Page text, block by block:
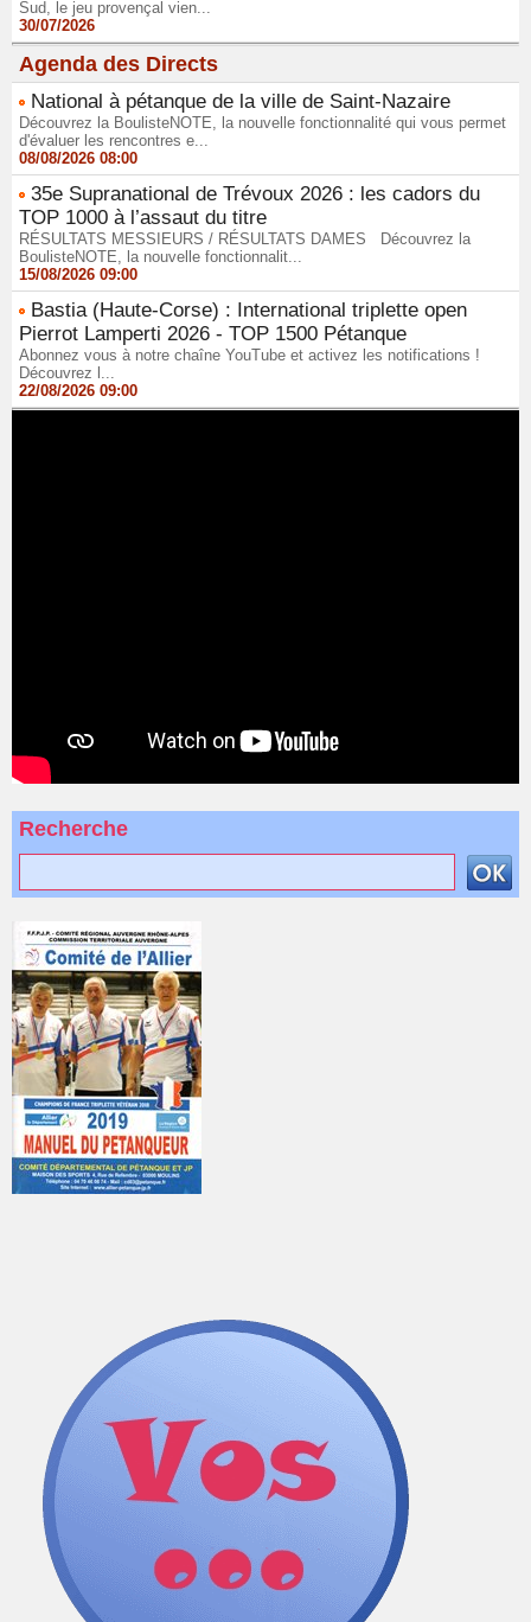
Recherche
Sud, le jeu provençal vien...
30/07/2026
Agenda des Directs
National à pétanque de la ville de Saint-Nazaire
Découvrez la BoulisteNOTE, la nouvelle fonctionnalité qui vous permet
d'évaluer les rencontres e...
08/08/2026 08:00
35e Supranational de Trévoux 2026 : les cadors du
TOP 1000 à l’assaut du titre
RÉSULTATS MESSIEURS / RÉSULTATS DAMES Découvrez la
BoulisteNOTE, la nouvelle fonctionnalit...
15/08/2026 09:00
Bastia (Haute-Corse) : International triplette open
Pierrot Lamperti 2026 - TOP 1500 Pétanque
Abonnez vous à notre chaîne YouTube et activez les notifications !
Découvrez l...
22/08/2026 09:00